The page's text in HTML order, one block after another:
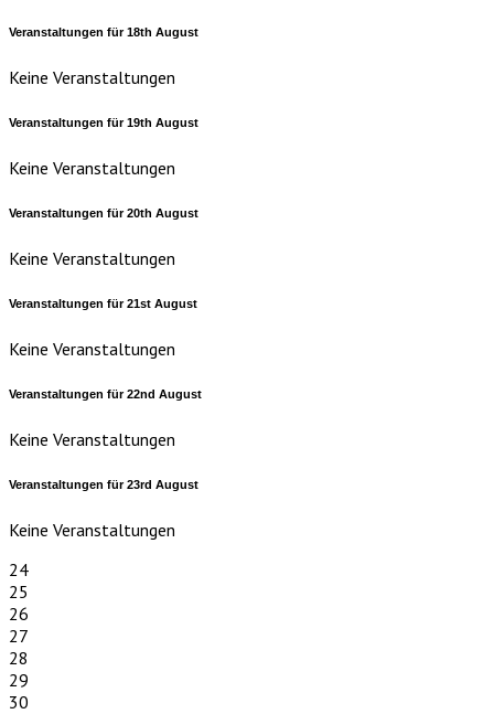
Veranstaltungen für18th August
Keine Veranstaltungen
Veranstaltungen für19th August
Keine Veranstaltungen
Veranstaltungen für20th August
Keine Veranstaltungen
Veranstaltungen für21st August
Keine Veranstaltungen
Veranstaltungen für22nd August
Keine Veranstaltungen
Veranstaltungen für23rd August
Keine Veranstaltungen
24
25
26
27
28
29
30